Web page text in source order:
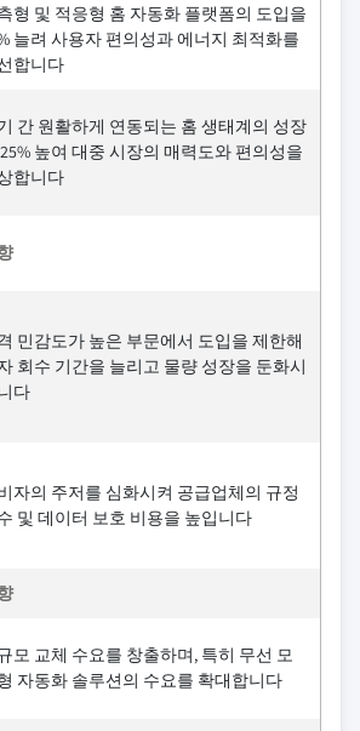
형 및 적응형 홈 자동화 플랫폼의 도입을
늘려 사용자 편의성과 에너지 최적화를
합니다
간 원활하게 연동되는 홈 생태계의 성장
높여 대중 시장의 매력도와 편의성을
합니다
민감도가 높은 부문에서 도입을 제한해
회수 기간을 늘리고 물량 성장을 둔화시
다
자의 주저를 심화시켜 공급업체의 규정
및 데이터 보호 비용을 높입니다
모 교체 수요를 창출하며, 특히 무선 모
자동화 솔루션의 수요를 확대합니다